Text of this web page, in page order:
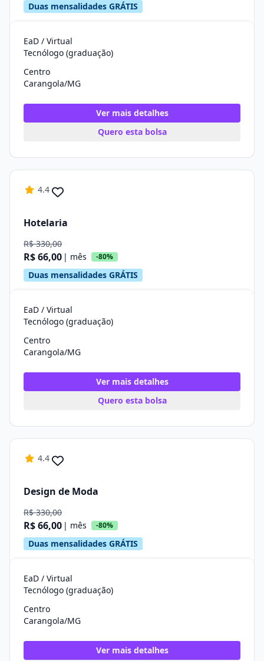
Duas mensalidades GRÁTIS
EaD / Virtual
Tecnólogo (graduação)
Centro
Carangola/MG
Ver mais detalhes
Quero esta bolsa
4.4
Hotelaria
R$ 330,00
R$ 66,00 | mês -80%
Duas mensalidades GRÁTIS
EaD / Virtual
Tecnólogo (graduação)
Centro
Carangola/MG
Ver mais detalhes
Quero esta bolsa
4.4
Design de Moda
R$ 330,00
R$ 66,00 | mês -80%
Duas mensalidades GRÁTIS
EaD / Virtual
Tecnólogo (graduação)
Centro
Carangola/MG
Ver mais detalhes